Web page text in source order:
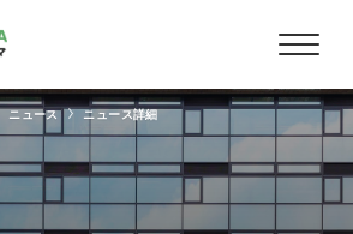
ニュース ニュース詳細